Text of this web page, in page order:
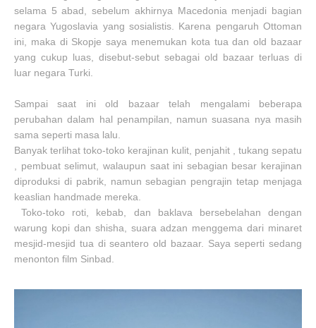
selama 5 abad, sebelum akhirnya Macedonia menjadi bagian
negara Yugoslavia yang sosialistis. Karena pengaruh Ottoman
ini, maka di Skopje saya menemukan kota tua dan old bazaar
yang cukup luas, disebut-sebut sebagai old bazaar terluas di
luar negara Turki.
Sampai saat ini old bazaar telah mengalami beberapa
perubahan dalam hal penampilan, namun suasana nya masih
sama seperti masa lalu.
Banyak terlihat toko-toko kerajinan kulit, penjahit , tukang sepatu
, pembuat selimut, walaupun saat ini sebagian besar kerajinan
diproduksi di pabrik, namun sebagian pengrajin tetap menjaga
keaslian handmade mereka.
Toko-toko roti, kebab, dan baklava bersebelahan dengan
warung kopi dan shisha, suara adzan menggema dari minaret
mesjid-mesjid tua di seantero old bazaar. Saya seperti sedang
menonton film Sinbad.